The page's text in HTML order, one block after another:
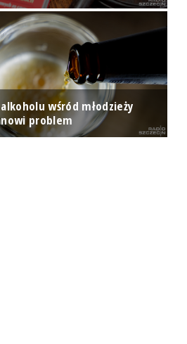
wśród młodzieży
problem